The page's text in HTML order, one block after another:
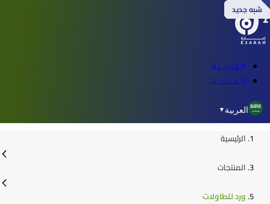
الـرئـيـسـيـة
الـمـنـتـجـات
العربية ▼
الرئيسية
المنتجات
ورد للطاولات
شبه جديد
شبه جديد
شبه جديد
شبه جديد